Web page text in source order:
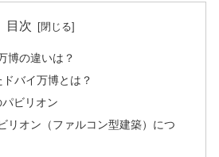
目次
博の違いは？
バイ万博とは？
ビリオン
リオン（ファルコン型建築）につ